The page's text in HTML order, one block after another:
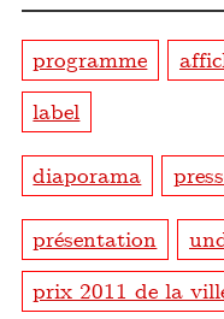
programme
label
diaporama
présentation
prix 2011 de la